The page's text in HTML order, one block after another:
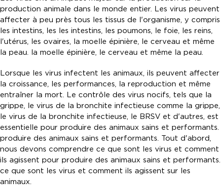
production animale dans le monde entier. Les virus peuvent
affecter à peu près tous les tissus de l'organisme, y compris
les intestins, les les intestins, les poumons, le foie, les reins,
l'utérus, les ovaires, la moelle épinière, le cerveau et même
la peau. la moelle épinière, le cerveau et même la peau.
Lorsque les virus infectent les animaux, ils peuvent affecter
la croissance, les performances, la reproduction et même
entraîner la mort. Le contrôle des virus nocifs, tels que la
grippe, le virus de la bronchite infectieuse comme la grippe,
le virus de la bronchite infectieuse, le BRSV et d'autres, est
essentielle pour produire des animaux sains et performants.
produire des animaux sains et performants. Tout d'abord,
nous devons comprendre ce que sont les virus et comment
ils agissent pour produire des animaux sains et performants.
ce que sont les virus et comment ils agissent sur les
animaux.